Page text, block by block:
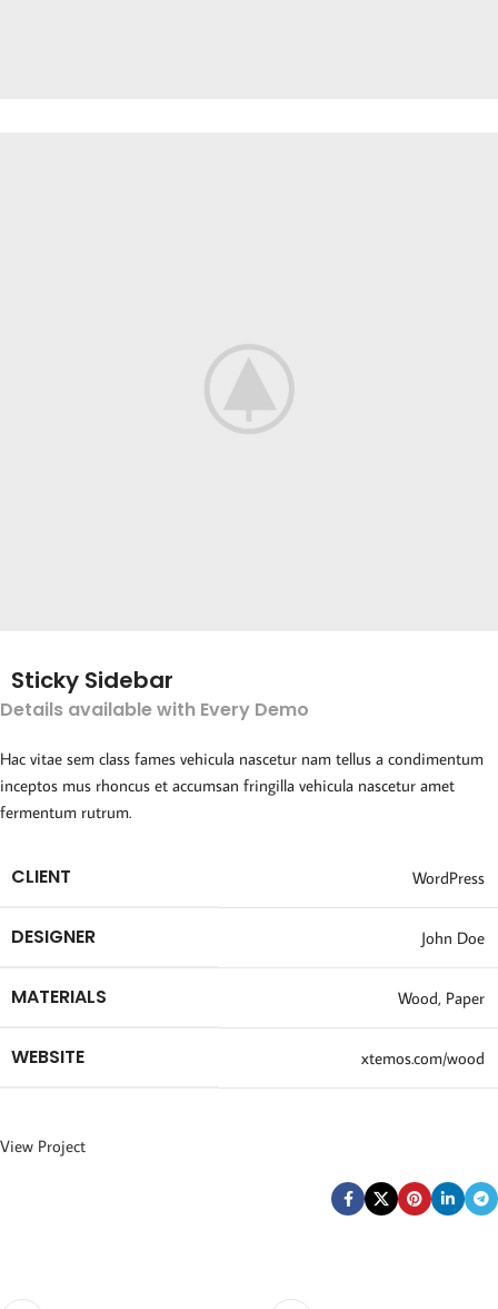
Sticky Sidebar
Details available with Every Demo
Hac vitae sem class fames vehicula nascetur nam tellus a condimentum
inceptos mus rhoncus et accumsan fringilla vehicula nascetur amet
fermentum rutrum.
CLIENT WordPress
DESIGNER John Doe
MATERIALS Wood, Paper
WEBSITE xtemos.com/wood
View Project